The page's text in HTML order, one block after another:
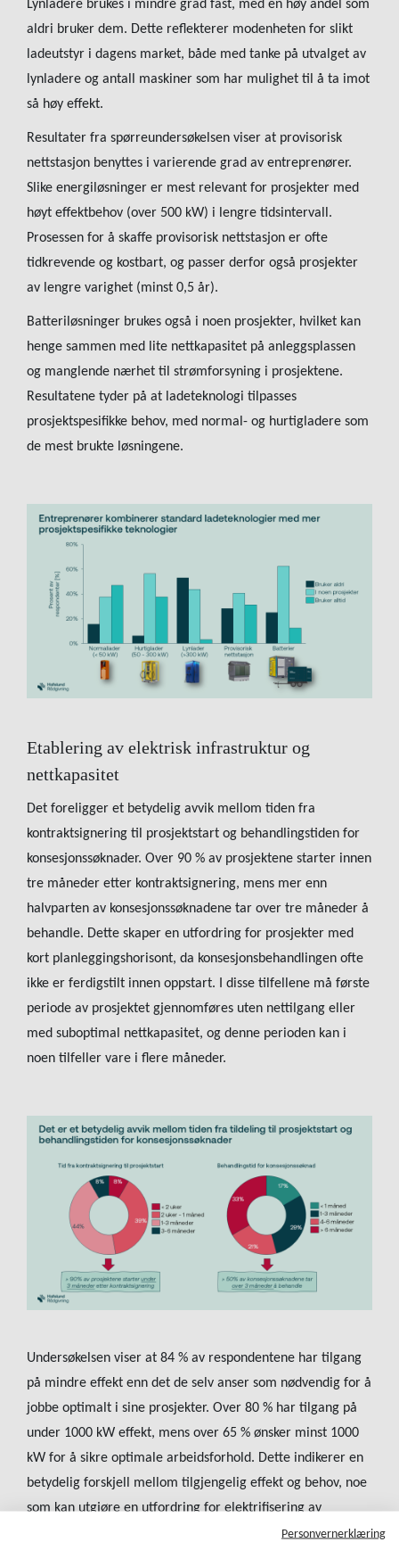
Lynladere brukes i mindre grad fast, med en høy andel som
aldri bruker dem. Dette reflekterer modenheten for slikt
ladeutstyr i dagens market, både med tanke på utvalget av
lynladere og antall maskiner som har mulighet til å ta imot
så høy effekt.
Resultater fra spørreundersøkelsen viser at provisorisk
nettstasjon benyttes i varierende grad av entreprenører.
Slike energiløsninger er mest relevant for prosjekter med
høyt effektbehov (over 500 kW) i lengre tidsintervall.
Prosessen for å skaffe provisorisk nettstasjon er ofte
tidkrevende og kostbart, og passer derfor også prosjekter
av lengre varighet (minst 0,5 år).
Batteriløsninger brukes også i noen prosjekter, hvilket kan
henge sammen med lite nettkapasitet på anleggsplassen
og manglende nærhet til strømforsyning i prosjektene.
Resultatene tyder på at ladeteknologi tilpasses
prosjektspesifikke behov, med normal- og hurtigladere som
de mest brukte løsningene.
Etablering av elektrisk infrastruktur og
nettkapasitet
Det foreligger et betydelig avvik mellom tiden fra
kontraktsignering til prosjektstart og behandlingstiden for
konsesjonssøknader. Over 90 % av prosjektene starter innen
tre måneder etter kontraktsignering, mens mer enn
halvparten av konsesjonssøknadene tar over tre måneder å
behandle. Dette skaper en utfordring for prosjekter med
kort planleggingshorisont, da konsesjonsbehandlingen ofte
ikke er ferdigstilt innen oppstart. I disse tilfellene må første
periode av prosjektet gjennomføres uten nettilgang eller
med suboptimal nettkapasitet, og denne perioden kan i
noen tilfeller vare i flere måneder.
Undersøkelsen viser at 84 % av respondentene har tilgang
på mindre effekt enn det de selv anser som nødvendig for å
jobbe optimalt i sine prosjekter. Over 80 % har tilgang på
under 1000 kW effekt, mens over 65 % ønsker minst 1000
kW for å sikre optimale arbeidsforhold. Dette indikerer en
betydelig forskjell mellom tilgjengelig effekt og behov, noe
som kan utgjøre en utfordring for elektrifisering av
anleggsprosjekter med suboptimal energisituasjon.Personvernerklæring